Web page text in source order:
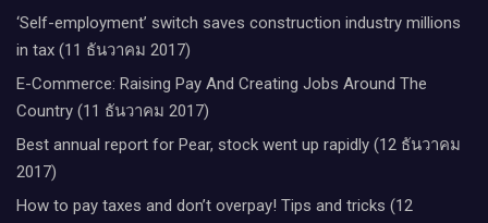
‘Self-employment’ switch saves construction industry millions
in tax (11 ธันวาคม 2017)
E-Commerce: Raising Pay And Creating Jobs Around The
Country (11 ธันวาคม 2017)
Best annual report for Pear, stock went up rapidly (12 ธันวาคม
2017)
How to pay taxes and don’t overpay! Tips and tricks (12